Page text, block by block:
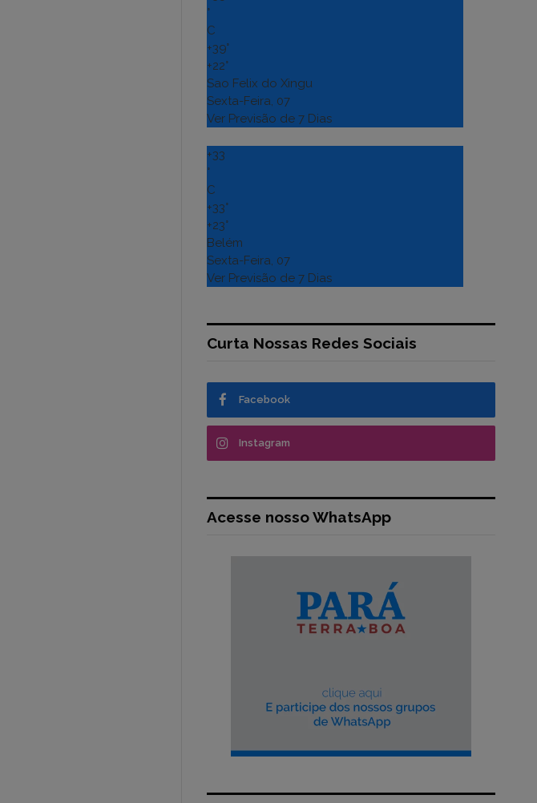
°
C
+39°
+22°
Sao Felix do Xingu
Sexta-Feira, 07
Ver Previsão de 7 Dias
+33
°
C
+33°
+23°
Belém
Sexta-Feira, 07
Ver Previsão de 7 Dias
Curta Nossas Redes Sociais
Facebook
Instagram
Acesse nosso WhatsApp